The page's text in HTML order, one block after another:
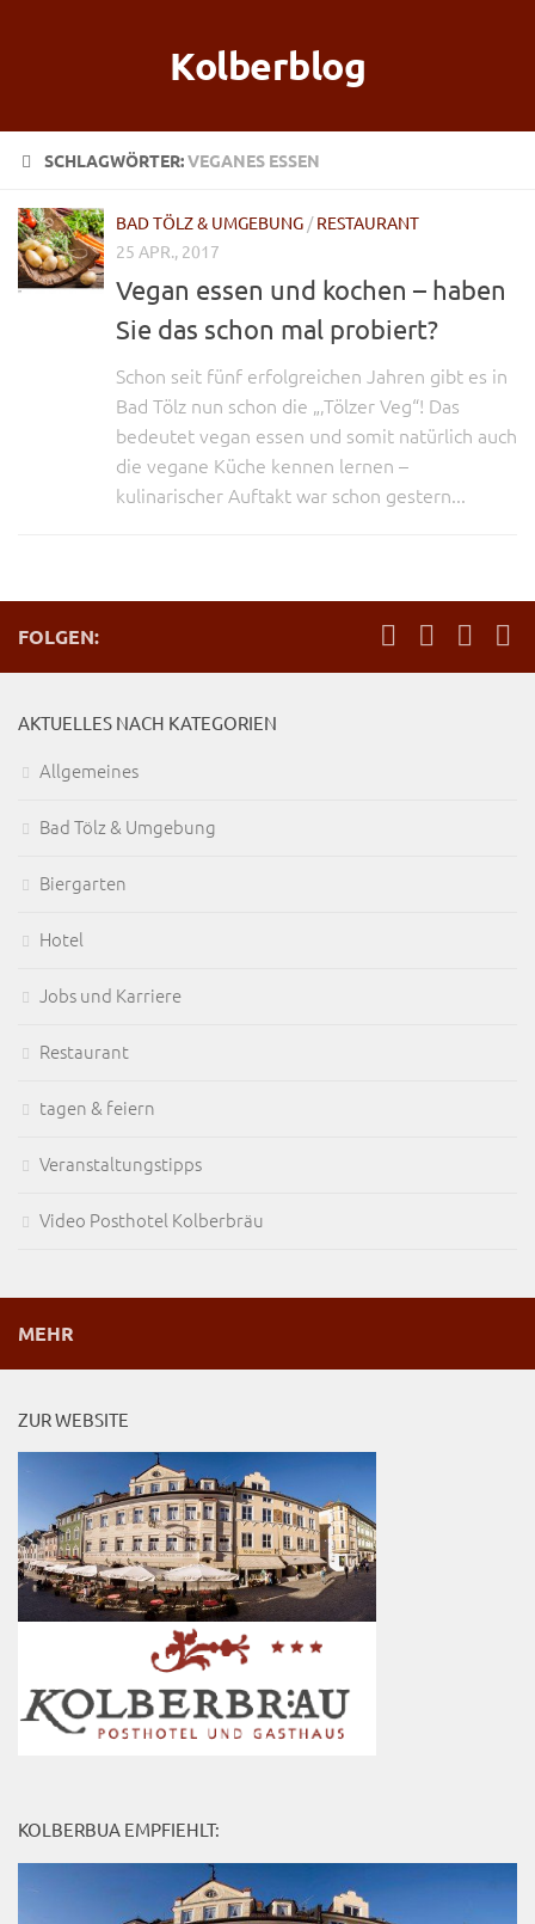
Kolberblog
SCHLAGWÖRTER:VEGANES ESSEN
BAD TÖLZ & UMGEBUNG /RESTAURANT
25 APR., 2017
Vegan essen und kochen – haben
Sie das schon mal probiert?
Schon seit fünf erfolgreichen Jahren gibt es in
Bad Tölz nun schon die „‚Tölzer Veg“! Das
bedeutet vegan essen und somit natürlich auch
die vegane Küche kennen lernen –
kulinarischer Auftakt war schon gestern...
FOLGEN:
AKTUELLES NACH KATEGORIEN
Allgemeines
Bad Tölz & Umgebung
Biergarten
Hotel
Jobs und Karriere
Restaurant
tagen & feiern
Veranstaltungstipps
Video Posthotel Kolberbräu
MEHR
ZUR WEBSITE
KOLBERBUA EMPFIEHLT: